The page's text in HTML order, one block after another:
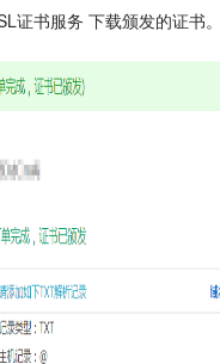
证书服务 下载颁发的证书。